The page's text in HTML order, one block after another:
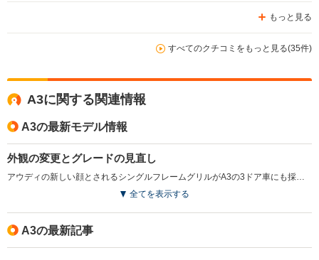
もっと見る
すべてのクチコミをもっと見る(35件)
A3に関する関連情報
A3の最新モデル情報
外観の変更とグレードの見直し
アウディの新しい顔とされるシングルフレームグリルがA3の3ドア車にも採用された。同時に一部の装備を変更するとともに、2L車と3.2L車をそれぞれ1グレードずつのバリエーションに絞られた。(2005.7)
全てを表示する
A3の最新記事